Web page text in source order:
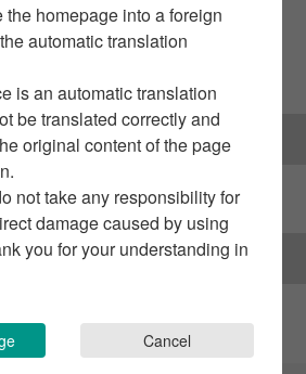
から探す
せ
homepage into a foreign
automatic translation
is an automatic translation
be translated correctly and
original content of the page
not take any responsibility for
damage caused by using
you for your understanding in
Cancel